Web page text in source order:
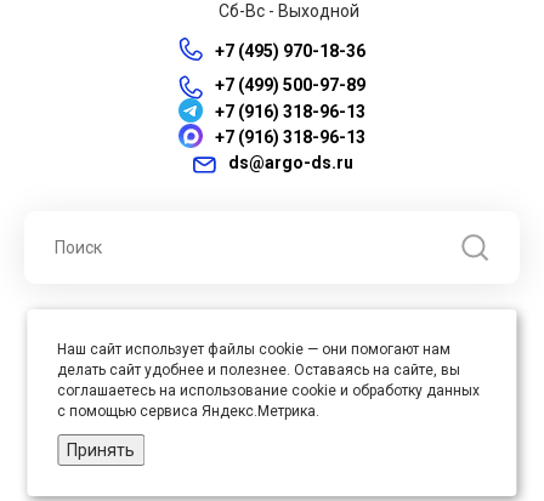
Сб-Вс - Выходной
+7 (495) 970-18-36
+7 (499) 500-97-89
+7 (916) 318-96-13
+7 (916) 318-96-13
ds@argo-ds.ru
права защищены
Юр. адрес : 105005, г. Москва, ул. Бауманская, д.20, стр. 3
Наш сайт использует файлы cookie — они помогают нам
делать сайт удобнее и полезнее. Оставаясь на сайте, вы
соглашаетесь на использование cookie и обработку данных
с помощью сервиса Яндекс.Метрика.
Принять